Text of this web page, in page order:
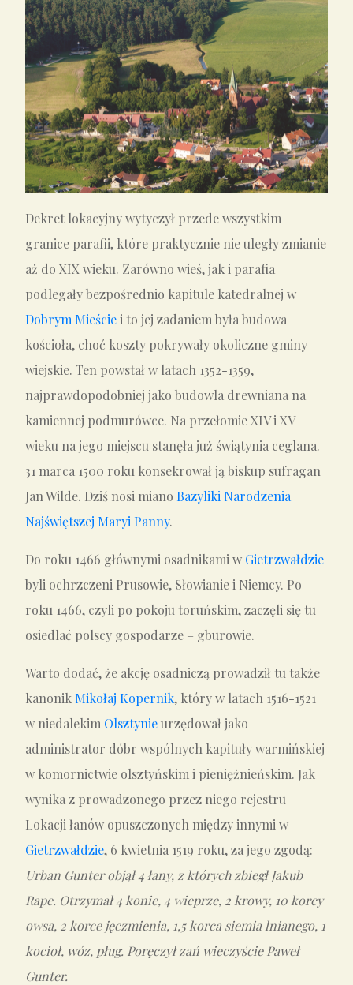
Dekret lokacyjny wytyczył przede wszystkim
granice parafii, które praktycznie nie uległy zmianie
aż do XIX wieku. Zarówno wieś, jak i parafia
podlegały bezpośrednio kapitule katedralnej w
Dobrym Mieściei to jej zadaniem była budowa
kościoła, choć koszty pokrywały okoliczne gminy
wiejskie. Ten powstał w latach 1352-1359,
najprawdopodobniej jako budowla drewniana na
kamiennej podmurówce. Na przełomie XIV i XV
wieku na jego miejscu stanęła już świątynia ceglana.
31 marca 1500 roku konsekrował ją biskup sufragan
Jan Wilde. Dziś nosi miano Bazyliki Narodzenia
Najświętszej Maryi Panny.
Do roku 1466 głównymi osadnikami w Gietrzwałdzie
byli ochrzczeni Prusowie, Słowianie i Niemcy. Po
roku 1466, czyli po pokoju toruńskim, zaczęli się tu
osiedlać polscy gospodarze – gburowie.
Warto dodać, że akcję osadniczą prowadził tu także
kanonik Mikołaj Kopernik, który w latach 1516-1521
w niedalekim Olsztynieurzędował jako
administrator dóbr wspólnych kapituły warmińskiej
w komornictwie olsztyńskim i pieniężnieńskim. Jak
wynika z prowadzonego przez niego rejestru
Lokacji łanów opuszczonych między innymi w
Gietrzwałdzie, 6 kwietnia 1519 roku, za jego zgodą:
Urban Gunter objął 4 łany, z których zbiegł Jakub
Rape. Otrzymał 4 konie, 4 wieprze, 2 krowy, 10 korcy
owsa, 2 korce jęczmienia, 1,5 korca siemia lnianego, 1
kocioł, wóz, pług. Poręczył zań wieczyście Paweł
Gunter.